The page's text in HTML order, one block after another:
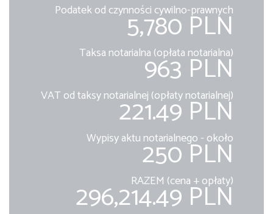
Podatek od czynności cywilno-prawnych
5,780 PLN
Taksa notarialna (opłata notarialna)
963 PLN
VAT od taksy notarialnej (opłaty notarialnej)
221.49 PLN
Wypisy aktu notarialnego - około
250 PLN
RAZEM (cena + opłaty)
296,214.49 PLN